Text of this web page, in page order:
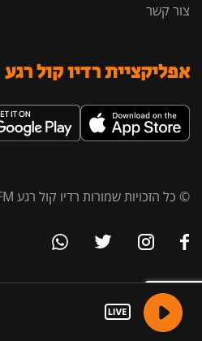
צור קשר
אפליקציית רדיו קול רגע
© כל הזכויות שמורות רדיו קול רגע 96FM 91.5FM